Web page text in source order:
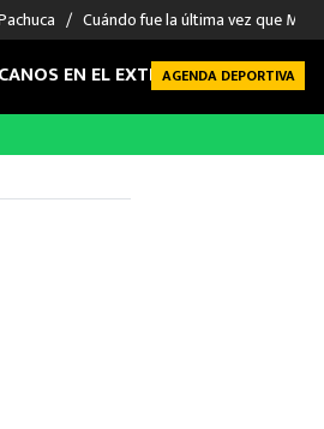
Cuándo fue la última vez que
EN EL EXTRANJERO FUTBOL
AGENDA DEPORTIVA